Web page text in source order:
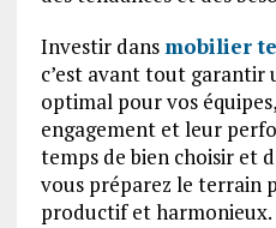
Investir dans mobilier
c’est avant tout garantir
optimal pour vos
engagement et leur
temps de bien choisir et
vous préparez le terrain
productif et harmonieux.